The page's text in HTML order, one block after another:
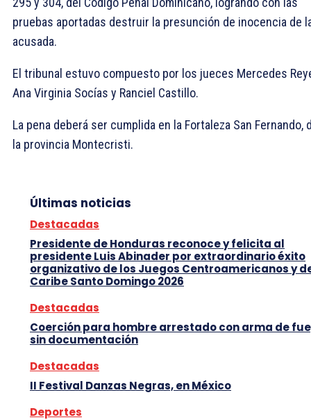
pruebas aportadas destruir la presunción de inocencia de
acusada.
El tribunal estuvo compuesto por los jueces Mercedes
Ana Virginia Socías y Ranciel Castillo.
La pena deberá ser cumplida en la Fortaleza San Fernando,
la provincia Montecristi.
Últimas noticias
Destacadas
Presidente de Honduras reconoce y felicita al
presidente Luis Abinader por extraordinario éxito
organizativo de los Juegos Centroamericanos y
Caribe Santo Domingo 2026
Destacadas
Coerción para hombre arrestado con arma de
sin documentación
Destacadas
II Festival Danzas Negras, en México
Deportes